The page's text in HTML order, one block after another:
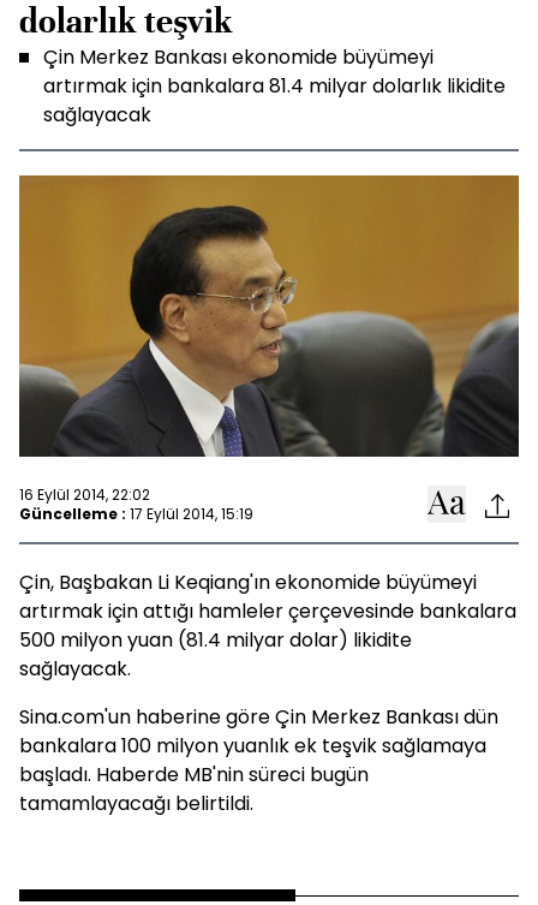
dolarlık teşvik
Çin Merkez Bankası ekonomide büyümeyi
artırmak için bankalara 81.4 milyar dolarlık likidite
sağlayacak
16 Eylül 2014, 22:02
Güncelleme : 17 Eylül 2014, 15:19
Çin, Başbakan Li Keqiang'ın ekonomide büyümeyi
artırmak için attığı hamleler çerçevesinde bankalara
500 milyon yuan (81.4 milyar dolar) likidite
sağlayacak.
Sina.com'un haberine göre Çin Merkez Bankası dün
bankalara 100 milyon yuanlık ek teşvik sağlamaya
başladı. Haberde MB'nin süreci bugün
tamamlayacağı belirtildi.